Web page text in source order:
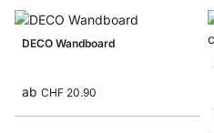
DECO Wandboard
ab CHF 20.90